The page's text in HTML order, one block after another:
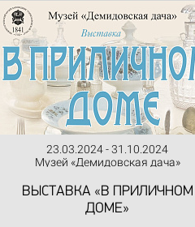
23.03.2024 - 31.10.2024
Музей «Демидовская дача»
ВЫСТАВКА «В ПРИЛИЧНОМ
ДОМЕ»